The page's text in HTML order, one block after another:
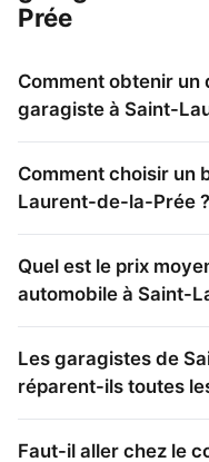
Prée
Comment obtenir
garagiste à Saint-
Comment choisir un
Laurent-de-la-Prée ?
Quel est le prix
automobile à Saint-
Les garagistes de
réparent-ils toutes
Faut-il aller chez le